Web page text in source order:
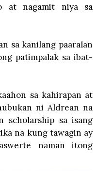
at nagamit niya sa
sa kanilang paaralan
patimpalak sa ibat-
sa kahirapan at
ni Aldrean na
scholarship sa isang
na kung tawagin ay
naman itong